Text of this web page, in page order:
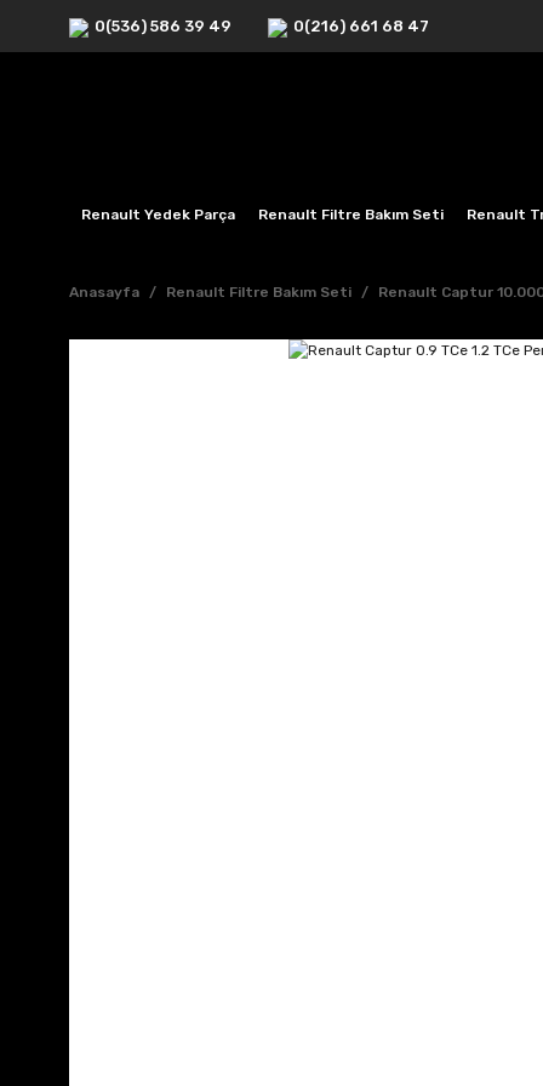
0(536) 586 39 49 0(216) 661 68 47
Renault Yedek Parça Renault Filtre Bakım Seti Renault
Anasayfa Renault Filtre Bakım Seti Renault Captur 10.000